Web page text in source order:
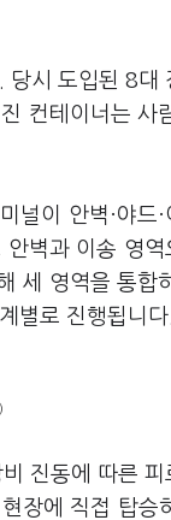
당시 도입된 8대
컨테이너는 사
널이 안벽·야드·
벽과 이송 영역
세 영역을 통합
별로 진행됩니
진동에 따른 피
장에 직접 탑승